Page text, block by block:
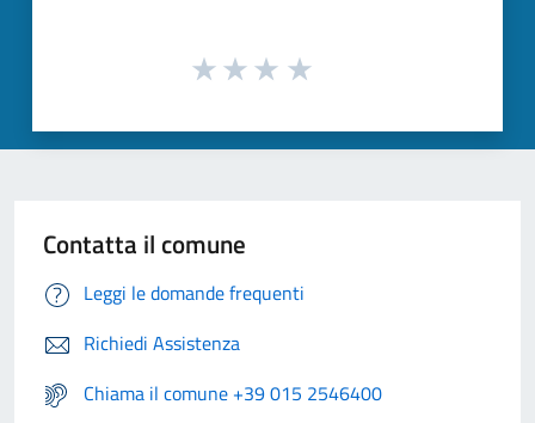
Contatta il comune
Leggi le domande frequenti
Richiedi Assistenza
Chiama il comune +39 015 2546400